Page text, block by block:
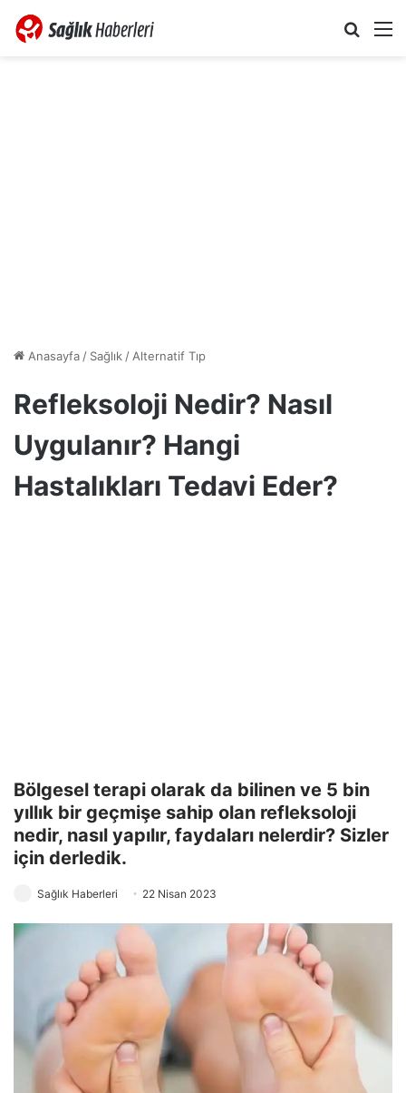
Anasayfa/ Sağlık/Alternatif Tıp
Refleksoloji Nedir? Nasıl
Uygulanır? Hangi
Hastalıkları Tedavi Eder?
Bölgesel terapi olarak da bilinen ve 5 bin
yıllık bir geçmişe sahip olan refleksoloji
nedir, nasıl yapılır, faydaları nelerdir? Sizler
için derledik.
Sağlık Haberleri 22 Nisan 2023